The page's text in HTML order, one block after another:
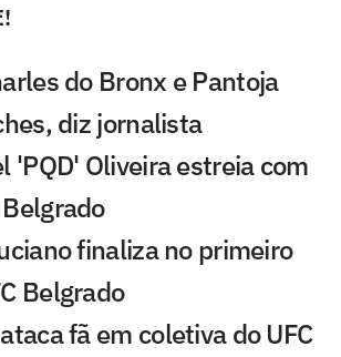
do Bronx e Pantoja
diz jornalista
'PQD' Oliveira estreia com
finaliza no primeiro
Belgrado
fã em coletiva do UFC